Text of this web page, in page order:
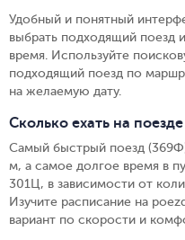
Удобный и понятный
выбрать подходящий поезд
время. Используйте
подходящий поезд по
на желаемую дату.
Сколько ехать на
Самый быстрый поезд
м, а самое долгое время в
301Ц, в зависимости от
Изучите расписание на
вариант по скорости и